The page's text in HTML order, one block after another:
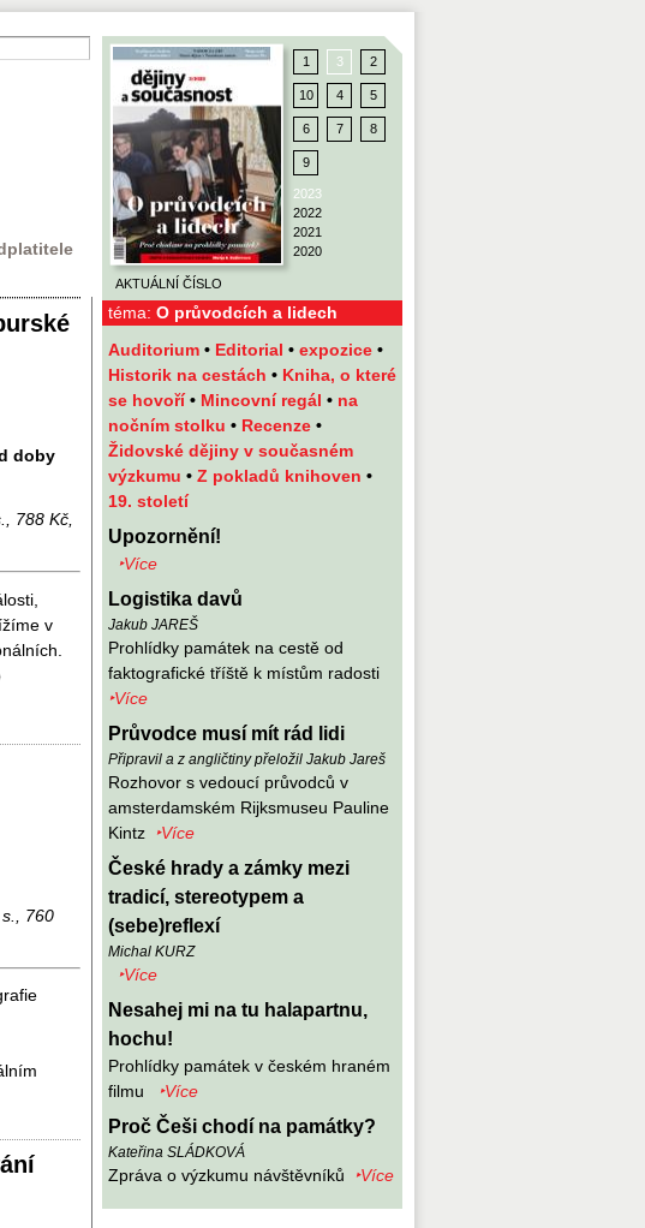
téma: O průvodcích a lidech
AKTUÁLNÍ ČÍSLO
1 3 2
10 4 5
6 7 8
9
2023
2022
2021
2020
Auditorium • Editorial • expozice •
Historik na cestách • Kniha, o které
se hovoří• Mincovní regál • na
nočním stolku • Recenze •
Židovské dějiny v současném
výzkumu • Z pokladů knihoven •
19. století
Upozornění!
‣Více
Logistika davů
Jakub JAREŠ
Prohlídky památek na cestě od
faktografické tříště k místům radosti
‣Více
Průvodce musí mít rád lidi
Připravil a z angličtiny přeložil Jakub Jareš
Rozhovor s vedoucí průvodců v
amsterdamském Rijksmuseu Pauline
Kintz
‣Více
České hrady a zámky mezi
tradicí, stereotypem a
(sebe)reflexí
Michal KURZ
‣Více
Nesahej mi na tu halapartnu,
hochu!
Prohlídky památek v českém hraném
filmu
‣Více
Proč Češi chodí na památky?
Kateřina SLÁDKOVÁ
Zpráva o výzkumu návštěvníků ‣Více
doby
788 Kč,
v
760